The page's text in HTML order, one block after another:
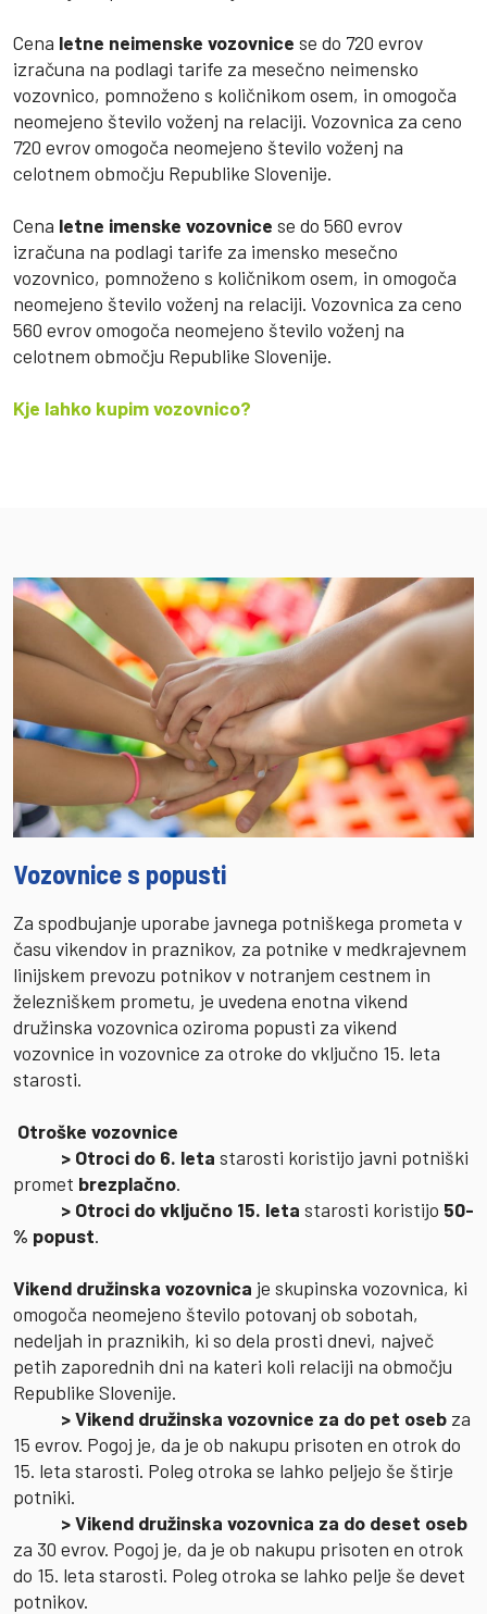
Cena letne neimenske vozovnice se do 720 evrov
izračuna na podlagi tarife za mesečno neimensko
vozovnico, pomnoženo s količnikom osem, in omogoča
neomejeno število voženj na relaciji. Vozovnica za ceno
720 evrov omogoča neomejeno število voženj na
celotnem območju Republike Slovenije.
Cena letne imenske vozovnice se do 560 evrov
izračuna na podlagi tarife za imensko mesečno
vozovnico, pomnoženo s količnikom osem, in omogoča
neomejeno število voženj na relaciji. Vozovnica za ceno
560 evrov omogoča neomejeno število voženj na
celotnem območju Republike Slovenije.
Kje lahko kupim vozovnico?
Vozovnice s popusti
Za spodbujanje uporabe javnega potniškega prometa v
času vikendov in praznikov, za potnike v medkrajevnem
linijskem prevozu potnikov v notranjem cestnem in
železniškem prometu, je uvedena enotna vikend
družinska vozovnica oziroma popusti za vikend
vozovnice in vozovnice za otroke do vključno 15. leta
starosti.
Otroške vozovnice
> Otroci do 6. leta starosti koristijo javni potniški
promet brezplačno.
> Otroci do vključno 15. leta starosti koristijo 50-
% popust.
Vikend družinska vozovnica je skupinska vozovnica, ki
omogoča neomejeno število potovanj ob sobotah,
nedeljah in praznikih, ki so dela prosti dnevi, največ
petih zaporednih dni na kateri koli relaciji na območju
Republike Slovenije.
> Vikend družinska vozovnice za do pet oseb za
15 evrov. Pogoj je, da je ob nakupu prisoten en otrok do
15. leta starosti. Poleg otroka se lahko peljejo še štirje
potniki.
> Vikend družinska vozovnica za do deset oseb
za 30 evrov. Pogoj je, da je ob nakupu prisoten en otrok
do 15. leta starosti. Poleg otroka se lahko pelje še devet
potnikov.